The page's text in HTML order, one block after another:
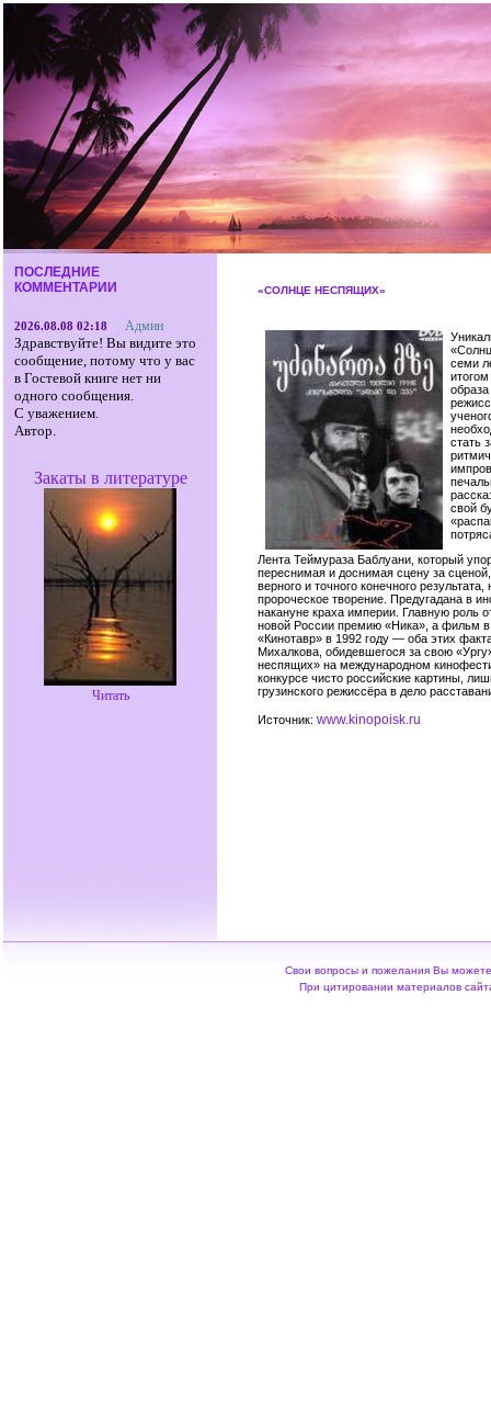
ПОСЛЕДНИЕ
КОММЕНТАРИИ
2026.08.08 02:18 Админ
Здравствуйте! Вы видите это
сообщение, потому что у вас
в Гостевой книге нет ни
одного сообщения.
С уважением.
Автор.
Закаты в литературе
Читать
«СОЛНЦЕ НЕСПЯЩИХ»
семи
итогом
стать
свой
Лента Теймураза Баблуани, который
переснимая и доснимая сцену за
верного и точного конечного
пророческое творение. Предугадана в
накануне краха империи. Главную роль
новой России премию «Ника», а фильм
«Кинотавр» в 1992 году — оба этих
Михалкова, обидевшегося за свою
неспящих» на международном
конкурсе чисто российские картины,
грузинского режиссёра в дело
Источник: www.kinopoisk.ru
Свои вопросы и пожелания Вы
При цитировании материалов